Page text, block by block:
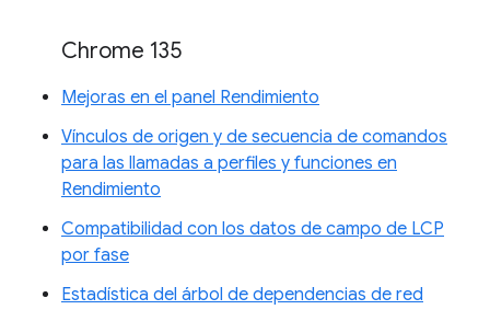
Chrome 135
Mejoras en el panel Rendimiento
Vínculos de origen y de secuencia de comandos
para las llamadas a perfiles y funciones en
Rendimiento
Compatibilidad con los datos de campo de LCP
por fase
Estadística del árbol de dependencias de red